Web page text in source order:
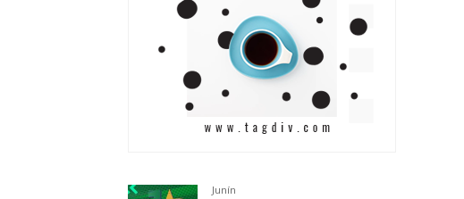
Junín